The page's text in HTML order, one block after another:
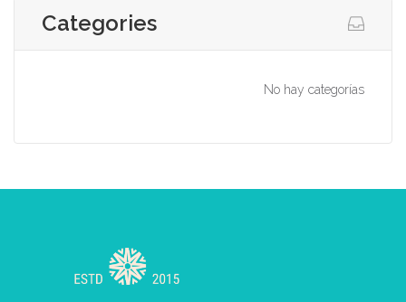
Categories
No hay categorías